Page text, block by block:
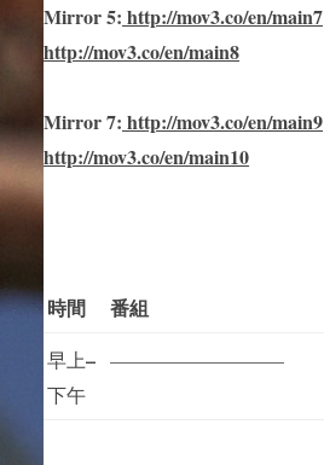
Mirror5: http://mov3.co/en/main7
http://mov3.co/en/main8
Mirror7: http://mov3.co/en/main9
http://mov3.co/en/main10
時間 番組
早上–
下午
—————————